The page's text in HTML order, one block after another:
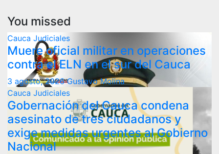
You missed
Cauca Judiciales
Muere oficial militar en operaciones
contra el ELN en el sur del Cauca
3 agosto, 2026Gustavo Molina
Cauca Judiciales
Gobernación del Cauca condena
asesinato de tres ciudadanos y
exige medidas urgentes al Gobierno
Nacional